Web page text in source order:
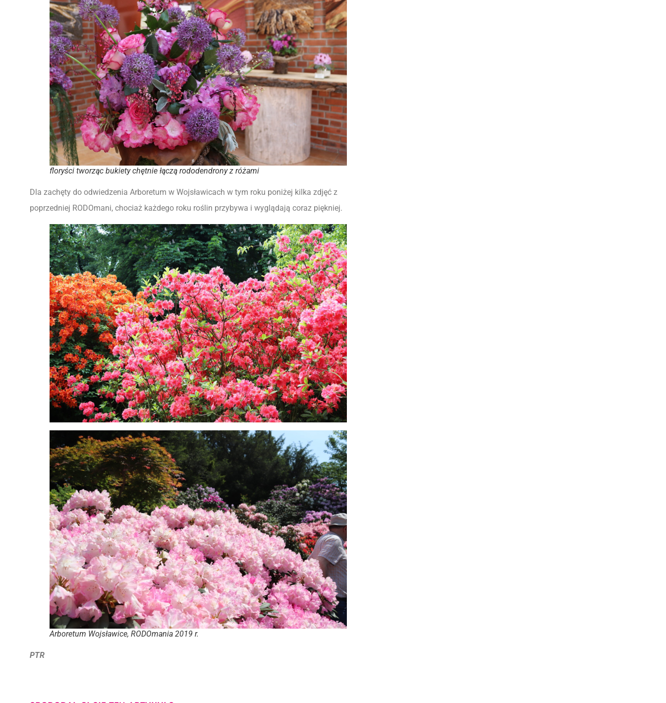
floryści tworząc bukiety chętnie łączą rododendrony z różami
Dla zachęty do odwiedzenia Arboretum w Wojsławicach w tym roku poniżej kilka zdjęć z
poprzedniej RODOmani, chociaż każdego roku roślin przybywa i wyglądają coraz piękniej.
Arboretum Wojsławice, RODOmania 2019 r.
PTR